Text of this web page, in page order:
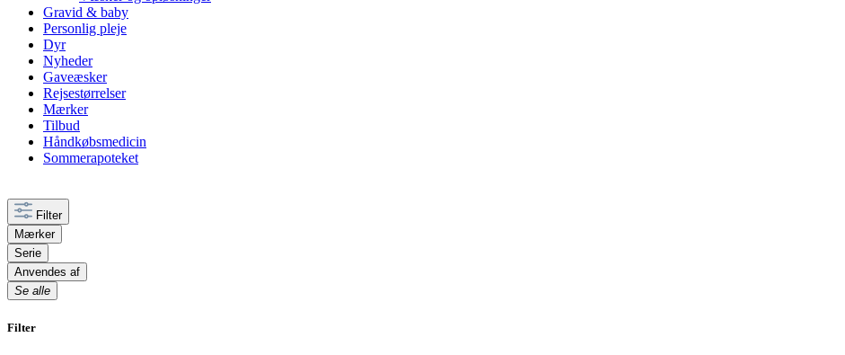
Gravid & baby
Personlig pleje
Dyr
Nyheder
Gaveæsker
Rejsestørrelser
Mærker
Tilbud
Håndkøbsmedicin
Sommerapoteket
Filter
Mærker
Serie
Anvendes af
Se alle
Filter